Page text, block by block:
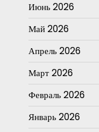
Июнь 2026
Май 2026
Апрель 2026
Март 2026
Февраль 2026
Январь 2026